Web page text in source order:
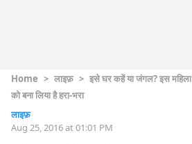
Home > लाइफ़ > इसे घर कहें या जंगल? इस
को बना लिया है हरा-भरा
लाइफ़
Aug 25, 2016 at 01:01 PM